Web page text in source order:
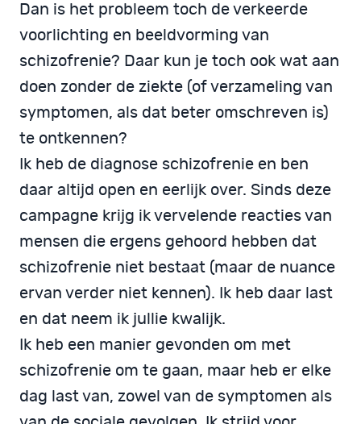
Dan is het probleem toch de verkeerde
voorlichting en beeldvorming van
schizofrenie? Daar kun je toch ook wat aan
doen zonder de ziekte (of verzameling van
symptomen, als dat beter omschreven is)
te ontkennen?
Ik heb de diagnose schizofrenie en ben
daar altijd open en eerlijk over. Sinds deze
campagne krijg ik vervelende reacties van
mensen die ergens gehoord hebben dat
schizofrenie niet bestaat (maar de nuance
ervan verder niet kennen). Ik heb daar last
en dat neem ik jullie kwalijk.
Ik heb een manier gevonden om met
schizofrenie om te gaan, maar heb er elke
dag last van, zowel van de symptomen als